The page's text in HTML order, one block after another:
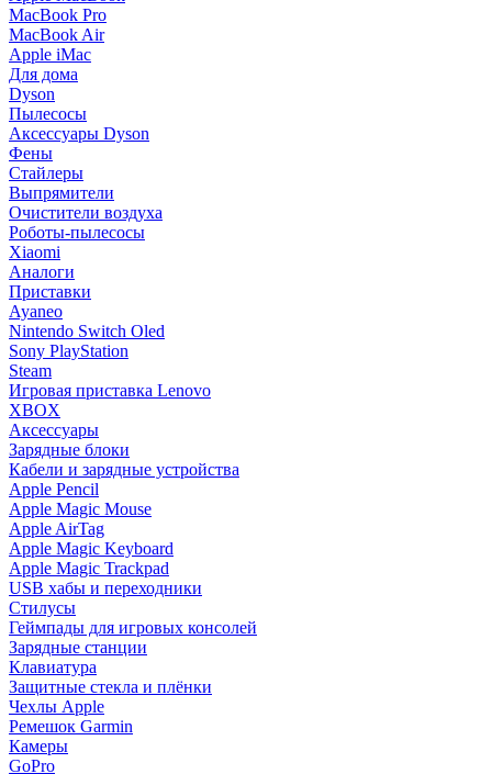
MacBook Pro
MacBook Air
Apple iMac
Для дома
Dyson
Пылесосы
Аксессуары Dyson
Фены
Стайлеры
Выпрямители
Очистители воздуха
Роботы-пылесосы
Xiaomi
Аналоги
Приставки
Ayaneo
Nintendo Switch Oled
Sony PlayStation
Steam
Игровая приставка Lenovo
XBOX
Аксессуары
Зарядные блоки
Кабели и зарядные устройства
Apple Pencil
Apple Magic Mouse
Apple AirTag
Apple Magic Keyboard
Apple Magic Trackpad
USB хабы и переходники
Стилусы
Геймпады для игровых консолей
Зарядные станции
Клавиатура
Защитные стекла и плёнки
Чехлы Apple
Ремешок Garmin
Камеры
GoPro